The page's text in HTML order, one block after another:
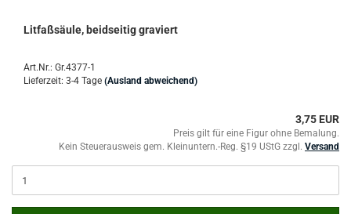
Litfaßsäule, beidseitig graviert
Art.Nr.: Gr.4377-1
Lieferzeit: 3-4 Tage (Ausland abweichend)
3,75 EUR
Preis gilt für eine Figur ohne Bemalung.
Kein Steuerausweis gem. Kleinuntern.-Reg. §19 UStG zzgl. Versand